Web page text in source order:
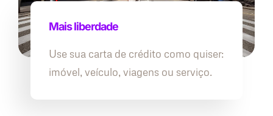
Mais liberdade
Use sua carta de crédito como quiser:
imóvel, veículo, viagens ou serviço.